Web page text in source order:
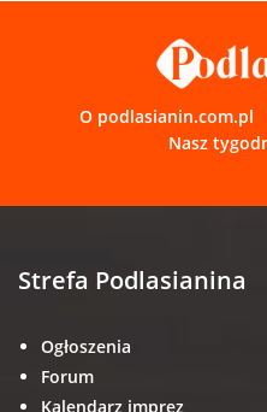
O podlasianin.com.pl
Nasz
Strefa Podlasianina
Ogłoszenia
Forum
Kalendarz imprez